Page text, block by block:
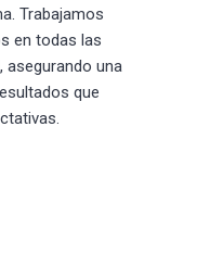
Trabajamos
en todas las
, asegurando una
que